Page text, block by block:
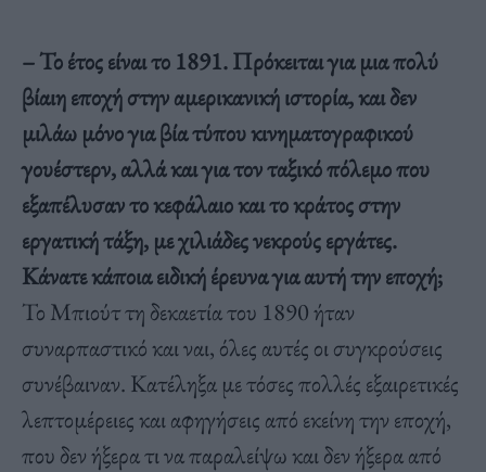
– Το έτος είναι το 1891. Πρόκειται για μια πολύ
βίαιη εποχή στην αμερικανική ιστορία, και δεν
μιλάω μόνο για βία τύπου κινηματογραφικού
γουέστερν, αλλά και για τον ταξικό πόλεμο που
εξαπέλυσαν το κεφάλαιο και το κράτος στην
εργατική τάξη, με χιλιάδες νεκρούς εργάτες.
Κάνατε κάποια ειδική έρευνα για αυτή την εποχή;
Το Μπιούτ τη δεκαετία του 1890 ήταν
συναρπαστικό και ναι, όλες αυτές οι συγκρούσεις
συνέβαιναν. Κατέληξα με τόσες πολλές εξαιρετικές
λεπτομέρειες και αφηγήσεις από εκείνη την εποχή,
που δεν ήξερα τι να παραλείψω και δεν ήξερα από